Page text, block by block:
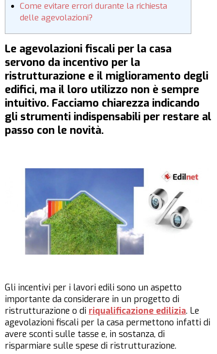
Come evitare errori durante la richiesta
delle agevolazioni?
Le agevolazioni fiscali per la casa
servono da incentivo per la
ristrutturazione e il miglioramento degli
edifici, ma il loro utilizzo non è sempre
intuitivo. Facciamo chiarezza indicando
gli strumenti indispensabili per restare al
passo con le novità.
Gli incentivi per i lavori edili sono un aspetto
importante da considerare in un progetto di
ristrutturazione o di riqualificazione edilizia. Le
agevolazioni fiscali per la casa permettono infatti di
avere sconti sulle tasse e, in sostanza, di
risparmiare sulle spese di ristrutturazione.